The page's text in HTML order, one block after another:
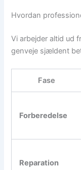
Hvordan
Vi arbejder altid ud
genveje sjældent
Fase
Forberedelse
Reparation